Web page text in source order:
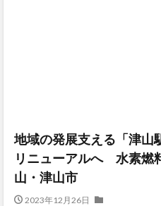
地域の発展支える「津
リニューアルへ 水素燃
山・津山市
2023年12月26日